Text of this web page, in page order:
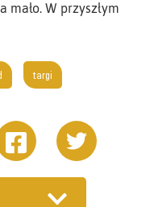
mało. W przyszłym
targi